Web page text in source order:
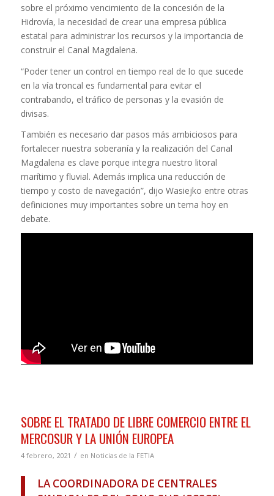
sobre el próximo vencimiento de la concesión de la
Hidrovía, la necesidad de crear una empresa pública
estatal para administrar los recursos y la importancia de
construir el Canal Magdalena.
“Poder tener un control en tiempo real de lo que sucede
en la vía troncal es fundamental para evitar el
contrabando, el tráfico de personas y la evasión de
divisas.
También es necesario dar pasos más ambiciosos para
fortalecer nuestra soberanía y la realización del Canal
Magdalena es clave porque integra nuestro litoral
marítimo y fluvial. Además implica una reducción de
tiempo y costo de navegación”, dijo Wasiejko entre otras
definiciones muy importantes sobre un tema hoy en
debate.
SOBRE EL TRATADO DE LIBRE COMERCIO ENTRE EL
MERCOSUR Y LA UNIÓN EUROPEA
4 febrero, 2021 / en Noticias de la FETIA
LA COORDINADORA DE CENTRALES